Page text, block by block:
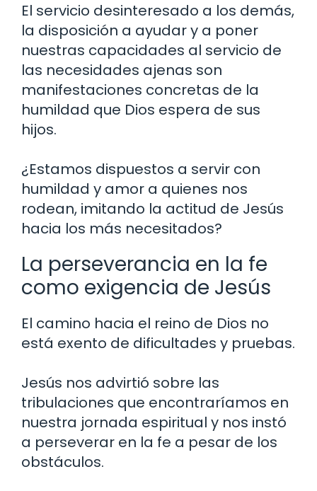
El servicio desinteresado a los demás,
la disposición a ayudar y a poner
nuestras capacidades al servicio de
las necesidades ajenas son
manifestaciones concretas de la
humildad que Dios espera de sus
hijos.
¿Estamos dispuestos a servir con
humildad y amor a quienes nos
rodean, imitando la actitud de Jesús
hacia los más necesitados?
La perseverancia en la fe
como exigencia de Jesús
El camino hacia el reino de Dios no
está exento de dificultades y pruebas.
Jesús nos advirtió sobre las
tribulaciones que encontraríamos en
nuestra jornada espiritual y nos instó
a perseverar en la fe a pesar de los
obstáculos.